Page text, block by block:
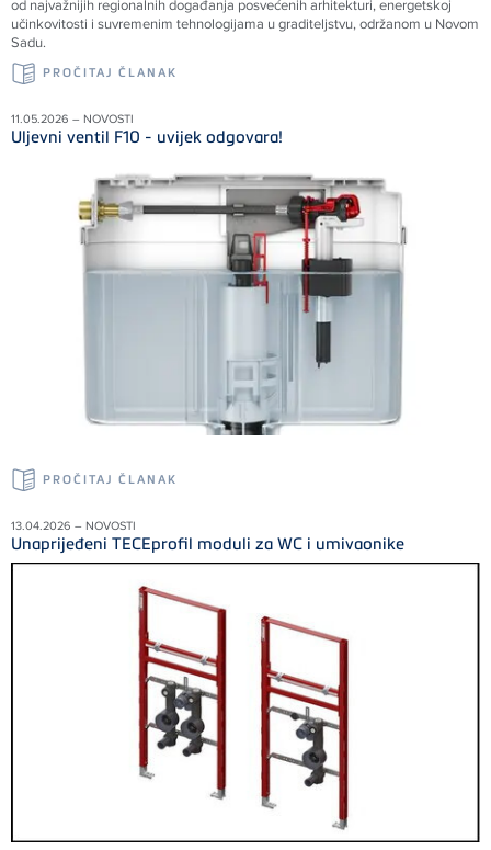
od najvažnijih regionalnih događanja posvećenih arhitekturi, energetskoj
učinkovitosti i suvremenim tehnologijama u graditeljstvu, održanom u Novom
Sadu.
PROČITAJ ČLANAK
11.05.2026 – NOVOSTI
Uljevni ventil F10 - uvijek odgovara!
PROČITAJ ČLANAK
13.04.2026 – NOVOSTI
Unaprijeđeni TECEprofil moduli za WC i umivaonike